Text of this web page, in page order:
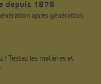
depuis 1878
après génération.
! Testez les matières et